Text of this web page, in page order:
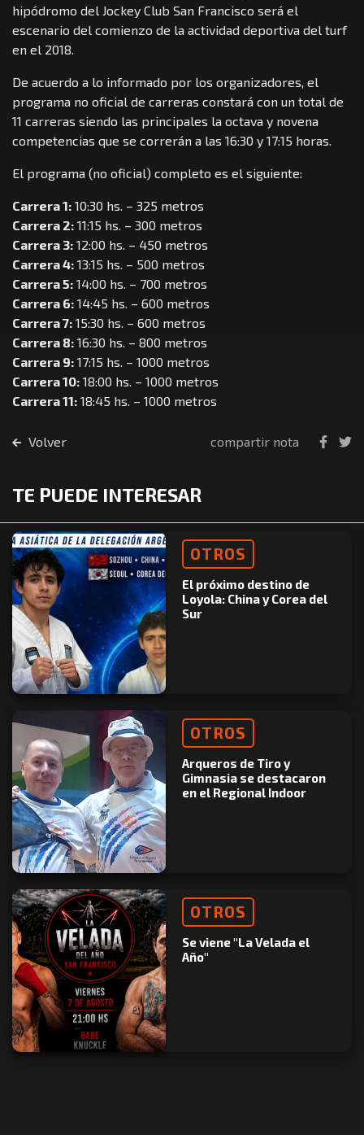
hipódromo del Jockey Club San Francisco será el
escenario del comienzo de la actividad deportiva del turf
en el 2018.
De acuerdo a lo informado por los organizadores, el
programa no oficial de carreras constará con un total de
11 carreras siendo las principales la octava y novena
competencias que se correrán a las 16:30 y 17:15 horas.
El programa (no oficial) completo es el siguiente:
Carrera 1: 10:30 hs. – 325 metros
Carrera 2: 11:15 hs. – 300 metros
Carrera 3: 12:00 hs. – 450 metros
Carrera 4: 13:15 hs. – 500 metros
Carrera 5: 14:00 hs. – 700 metros
Carrera 6: 14:45 hs. – 600 metros
Carrera 7: 15:30 hs. – 600 metros
Carrera 8: 16:30 hs. – 800 metros
Carrera 9: 17:15 hs. – 1000 metros
Carrera 10: 18:00 hs. – 1000 metros
Carrera 11: 18:45 hs. – 1000 metros
Volver compartir nota
TE PUEDE INTERESAR
OTROS
El próximo destino de
Loyola: China y Corea del
Sur
OTROS
Arqueros de Tiro y
Gimnasia se destacaron
en el Regional Indoor
OTROS
Se viene "La Velada el
Año"